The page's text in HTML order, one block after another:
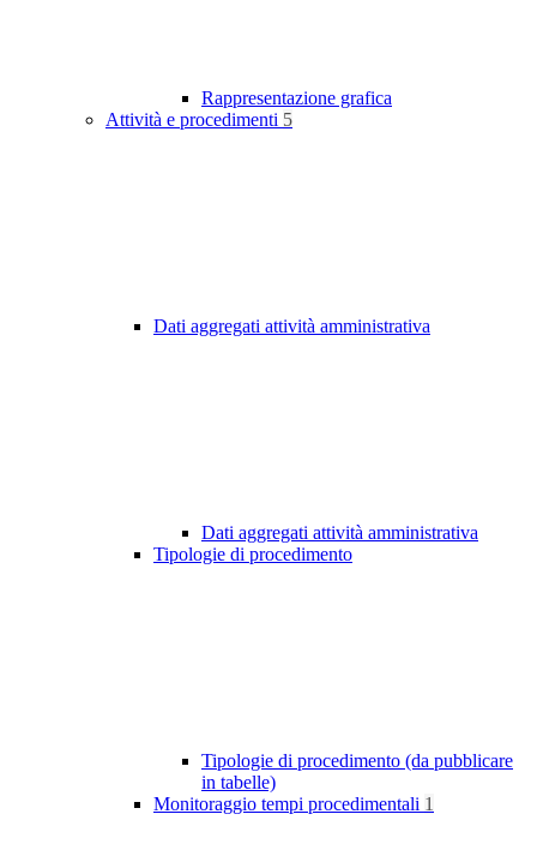
Rappresentazione grafica
Attività e procedimenti 5
Dati aggregati attività amministrativa
Dati aggregati attività amministrativa
Tipologie di procedimento
Tipologie di procedimento (da pubblicare
in tabelle)
Monitoraggio tempi procedimentali 1